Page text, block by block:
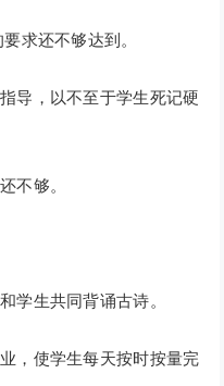
求还不够达到。
导，以不至于学生死记硬
不够。
学生共同背诵古诗。
，使学生每天按时按量完